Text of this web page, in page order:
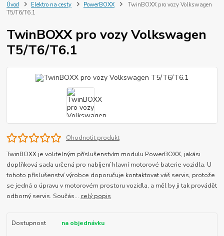
Úvod Elektro na cesty PowerBOXX
TwinBOXX pro vozy Volkswagen
T5/T6/T6.1
TwinBOXX pro vozy Volkswagen
T5/T6/T6.1
Ohodnotit produkt
TwinBOXX je volitelným příslušenstvím modulu PowerBOXX, jakási
doplňková sada určená pro nabíjení hlavní motorové baterie vozidla. U
tohoto příslušenství výrobce doporučuje kontaktovat váš servis, protože
se jedná o úpravu v motorovém prostoru vozidla, a měl by ji tak provádět
odborný servis. Součás... celý popis
Dostupnost na objednávku